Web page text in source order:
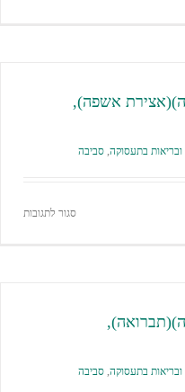
אשפה),
בתעסוקה,סביבה
סגור לתגובות
בתעסוקה,סביבה